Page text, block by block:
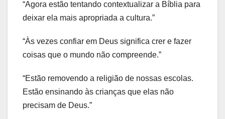
“Agora estão tentando contextualizar a Bíblia para
deixar ela mais apropriada a cultura.”
“Às vezes confiar em Deus significa crer e fazer
coisas que o mundo não compreende.”
“Estão removendo a religião de nossas escolas.
Estão ensinando às crianças que elas não
precisam de Deus.”